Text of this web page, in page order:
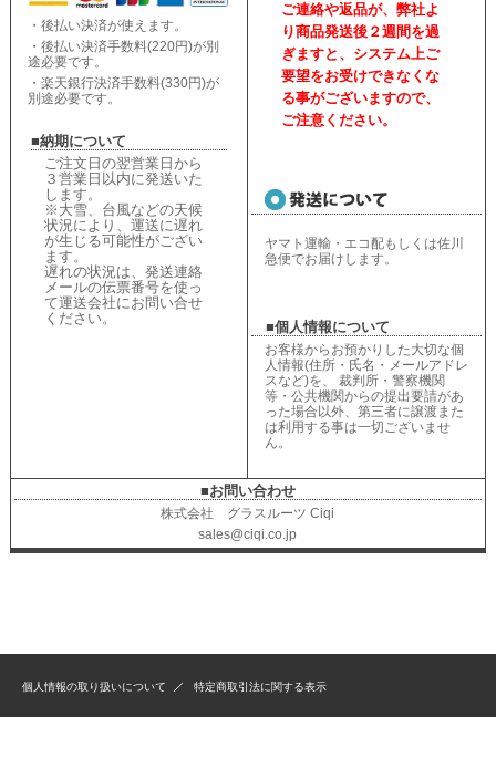
・後払い決済が使えます。
・後払い決済手数料(220円)が別
途必要です。
・楽天銀行決済手数料(330円)が
別途必要です。
■納期について
ご注文日の翌営業日から
３営業日以内に発送いた
します。
※大雪、台風などの天候
状況により、 運送に遅れ
が生じる可能性がござい
ます。
遅れの状況は、 発送連絡
メールの伝票番号を使っ
て運送会社にお問い合せ
ください。
ご連絡や返品が、弊社よ
り商品発送後２週間を過
ぎますと、 システム上ご
要望をお受けできなくな
る事がございますので、
ご注意ください。
ヤマト運輸・エコ配もしくは佐川
急便でお届けします。
■個人情報について
お客様からお預かりした大切な個
人情報(住所・氏名・メールアドレ
スなど)を、 裁判所・警察機関
等・公共機関からの提出要請があ
った場合以外、第三者に譲渡また
は利用する事は一切ございませ
ん。
■お問い合わせ
株式会社 グラスルーツ Ciqi
sales@ciqi.co.jp
個人情報の取り扱いについて 特定商取引法に関する表示